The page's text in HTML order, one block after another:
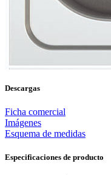
Descargas
Ficha comercial
Imágenes
Esquema de medidas
Especificaciones de producto